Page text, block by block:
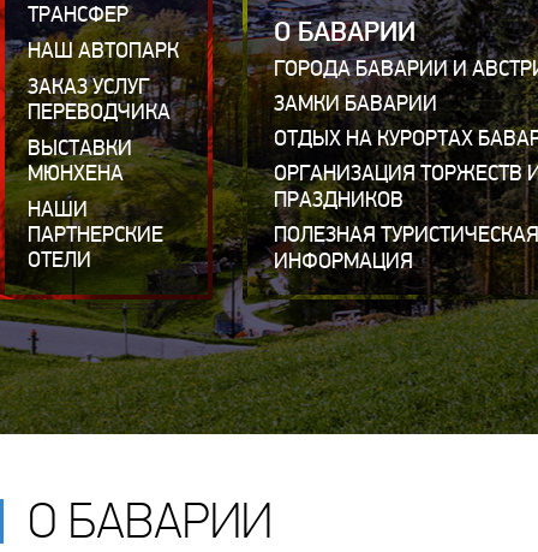
ТРАНСФЕР
НАШ АВТОПАРК
ЗАКАЗ УСЛУГ
ПЕРЕВОДЧИКА
ВЫСТАВКИ
МЮНХЕНА
НАШИ
ПАРТНЕРСКИЕ
ОТЕЛИ
О БАВАРИИ
ГОРОДА БАВАРИИ И
ЗАМКИ БАВАРИИ
ОТДЫХ НА КУРОРТАХ
ОРГАНИЗАЦИЯ ТОРЖЕСТВ
ПРАЗДНИКОВ
ПОЛЕЗНАЯ ТУРИСТИЧЕСКАЯ
ИНФОРМАЦИЯ
О БАВАРИИ